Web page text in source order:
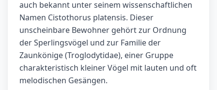
auch bekannt unter seinem wissenschaftlichen
Namen Cistothorus platensis. Dieser
unscheinbare Bewohner gehört zur Ordnung
der Sperlingsvögel und zur Familie der
Zaunkönige (Troglodytidae), einer Gruppe
charakteristisch kleiner Vögel mit lauten und oft
melodischen Gesängen.